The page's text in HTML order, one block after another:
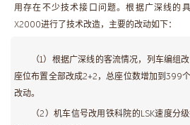
用存在不少技术接口问题。根据广深线的
X2000进行了技术改造，主要的改动如下：
（1）根据广深线的客流情况，列车编组
座位布置全部改成2+2，总座位数增加到399
改动。
（2）机车信号改用铁科院的LSK速度分